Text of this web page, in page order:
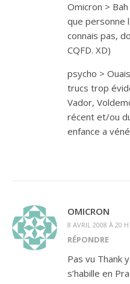
Omicron >
que personne
connais pas,
CQFD. XD)
psycho >
trucs trop
Vador,
récent et/ou
enfance a
OMICRON
8 AVRIL 2008 À 20
RÉPONDRE
Pas vu Thank
s’habille en